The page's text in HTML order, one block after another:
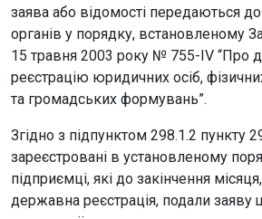
заява або відомості передаються
органів у порядку, встановленому
15 травня 2003 року № 755-ІV “Про
реєстрацію юридичних осіб,
та громадських формувань”.
Згідно з підпунктом 298.1.2 пункту
зареєстровані в установленому
підприємці, які до закінчення
державна реєстрація, подали заяву